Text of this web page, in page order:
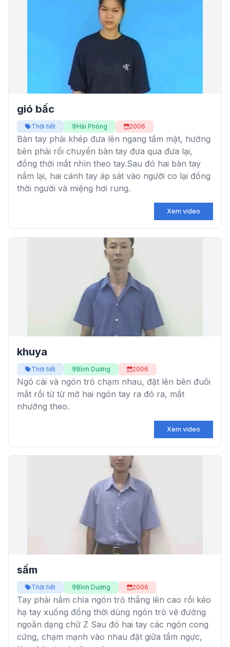
gió bấc
Thời tiết Hải Phòng 2006
Bàn tay phải khép đưa lên ngang tầm mặt, hướng
bên phải rồi chuyển bàn tay đưa qua đưa lại,
đồng thời mắt nhìn theo tay.Sau đó hai bàn tay
nắm lại, hai cánh tay áp sát vào người co lại đồng
thời người và miệng hơi rung.
Xem video
khuya
Thời tiết Bình Dương 2006
Ngó cái và ngón trỏ chạm nhau, đặt lên bên đuôi
mắt rồi từ từ mở hai ngón tay ra đó ra, mắt
nhướng theo.
Xem video
sấm
Thời tiết Bình Dương 2006
Tay phải nắm chỉa ngón trỏ thẳng lên cao rồi kéo
hạ tay xuống đồng thời dùng ngón trỏ vẽ đường
ngoằn dạng chữ Z Sau đó hai tay các ngón cong
cứng, chạm mạnh vào nhau đặt giữa tầm ngực,